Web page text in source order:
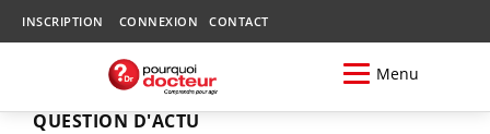
INSCRIPTION CONNEXION CONTACT
Menu
QUESTION D'ACTU